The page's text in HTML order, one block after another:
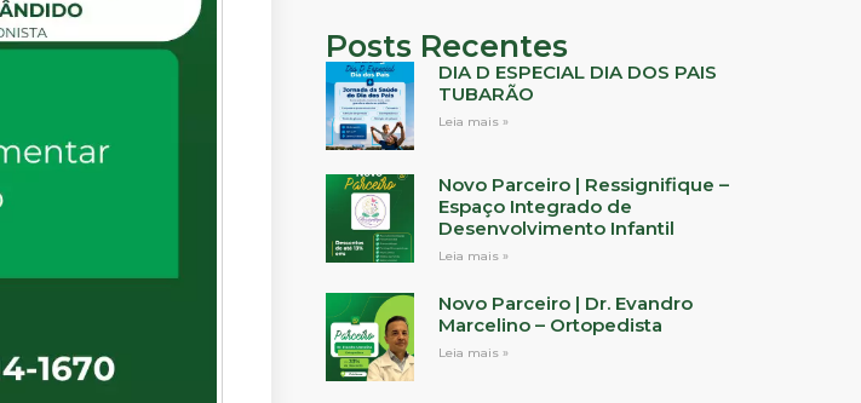
Posts Recentes
DIA D ESPECIAL DIA DOS PAIS
TUBARÃO
Leia mais »
Novo Parceiro | Ressignifique –
Espaço Integrado de
Desenvolvimento Infantil
Leia mais »
Novo Parceiro | Dr. Evandro
Marcelino – Ortopedista
Leia mais »